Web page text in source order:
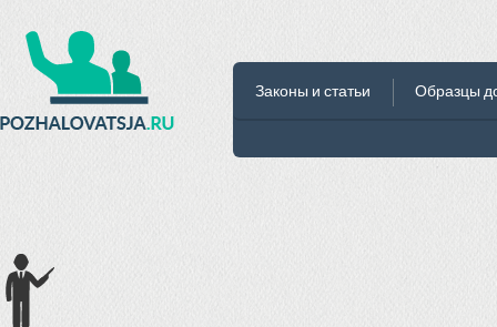
Законы и статьи Образцы